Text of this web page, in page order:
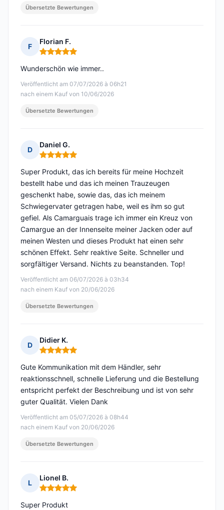
Übersetzte Bewertungen
F
Florian F.
Hinweis: 5 von 5
Veröffentlicht am 07/07/2026 à 06h21
nach einem Kauf von 10/06/2026
Wunderschön wie immer..
Übersetzte Bewertungen
D
Daniel G.
Hinweis: 5 von 5
Veröffentlicht am 06/07/2026 à 03h34
nach einem Kauf von 20/06/2026
Super Produkt, das ich bereits für meine Hochzeit
bestellt habe und das ich meinen Trauzeugen
geschenkt habe, sowie das, das ich meinem
Schwiegervater getragen habe, weil es ihm so gut
gefiel. Als Camarguais trage ich immer ein Kreuz von
Camargue an der Innenseite meiner Jacken oder auf
meinen Westen und dieses Produkt hat einen sehr
schönen Effekt. Sehr reaktive Seite. Schneller und
sorgfältiger Versand. Nichts zu beanstanden. Top!
Übersetzte Bewertungen
D
Didier K.
Hinweis: 5 von 5
Veröffentlicht am 05/07/2026 à 08h44
nach einem Kauf von 20/06/2026
Gute Kommunikation mit dem Händler, sehr
reaktionsschnell, schnelle Lieferung und die Bestellung
entspricht perfekt der Beschreibung und ist von sehr
guter Qualität. Vielen Dank
Übersetzte Bewertungen
L
Lionel B.
Hinweis: 5 von 5
Super Produkt